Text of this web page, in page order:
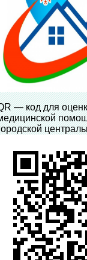
— код для